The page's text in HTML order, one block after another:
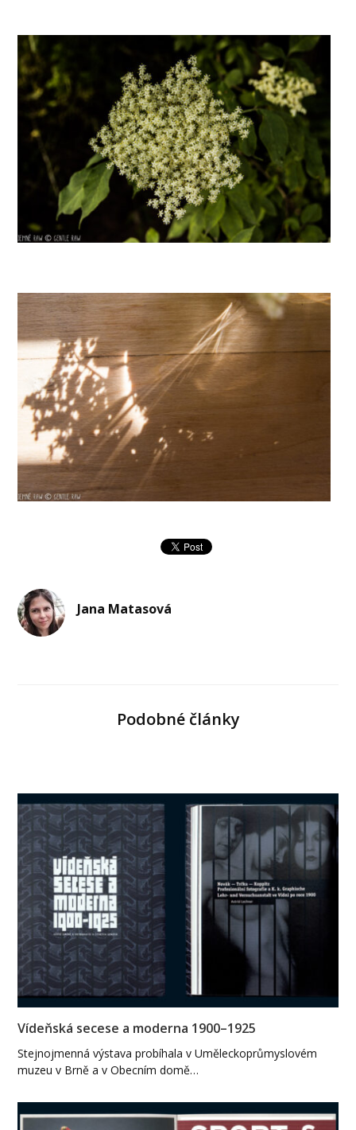
Jana Matasová
Podobné články
Vídeňská secese a moderna 1900–1925
Stejnojmenná výstava probíhala v Uměleckoprůmyslovém
muzeu v Brně a v Obecním domě…